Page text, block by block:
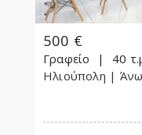
500 €
Γραφείο
40
Ηλιούπολη |